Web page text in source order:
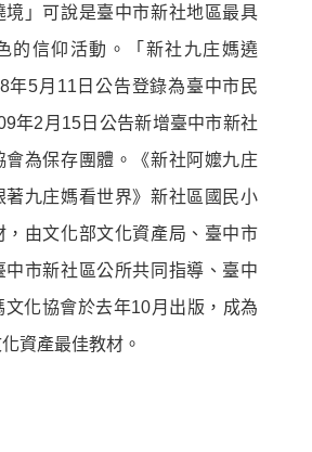
境」可說是臺中市新社地區最具
的信仰活動。「新社九庄媽遶
年5月 11 日公告登錄為臺中市民
年2 月 15 日公告新增臺中市新社
會為保存團體。《新社阿嬤九庄
著九庄媽看世界》新社區國民小
，由文化部文化資產局、臺中市
中市新社區公所共同指導、臺中
文化協會於去年10月出版，成為
資產最佳教材。